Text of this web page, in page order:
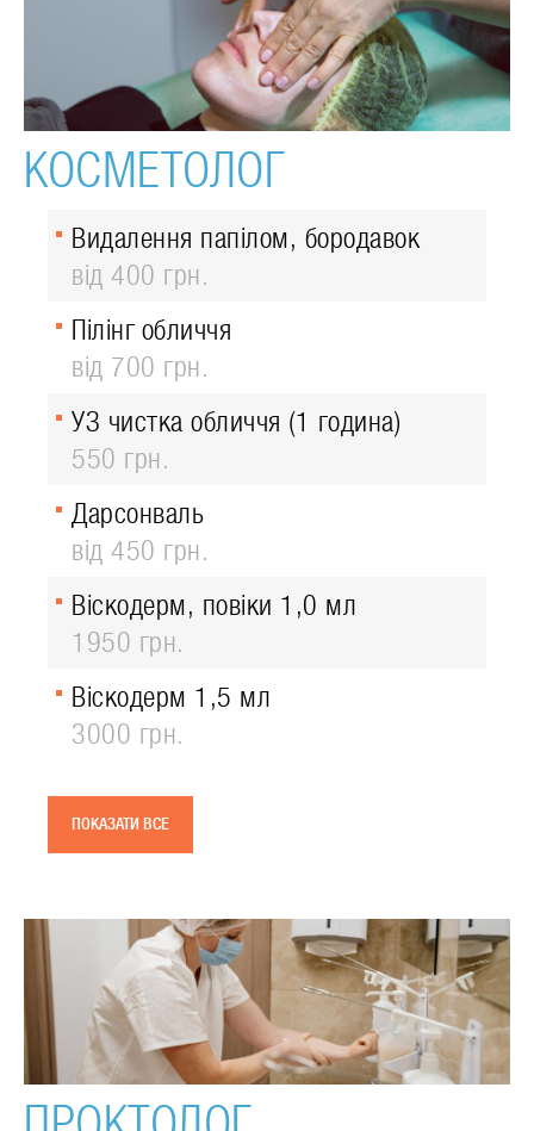
КОСМЕТОЛОГ
Видалення папілом, бородавок
від 400 грн.
Пілінг обличчя
від 700 грн.
УЗ чистка обличчя (1 година)
550 грн.
Дарсонваль
від 450 грн.
Віскодерм, повіки 1,0 мл
1950 грн.
Віскодерм 1,5 мл
3000 грн.
ПОКАЗАТИ ВСЕ